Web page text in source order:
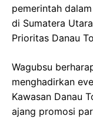
pemerintah
di Sumatera
Prioritas Danau
Wagubsu
menghadirkan
Kawasan Danau
ajang promosi